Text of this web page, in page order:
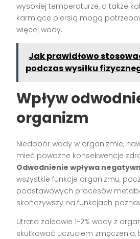
wysokiej temperaturze, a także
karmiące piersią mogą
więcej wody.
Jak prawidłowo
podczas wysiłku
Wpływ
organizm
Niedobór wody w organizmie,
mieć poważne konsekwencje
Odwodnienie wpływa
wszystkie funkcje organizmu,
podstawowych procesów
skończywszy na funkcjach
Utrata zaledwie 1-2% wody z
skutkować uczuciem zmęczenia,